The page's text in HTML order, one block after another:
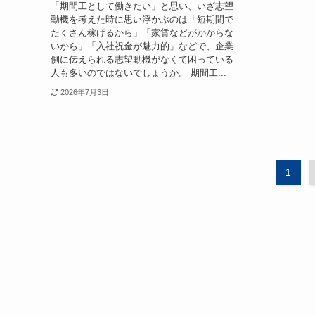
「期間工として働きたい」と思い、いざ志望
動機を考えた時に思い浮かぶのは「短期間で
たくさん稼げるから」「家賃などがかからな
いから」「入社祝金が魅力的」などで、企業
側に伝えられる志望動機がなくて困っている
人も多いのではないでしょうか。 期間工...
2026年7月3日
1